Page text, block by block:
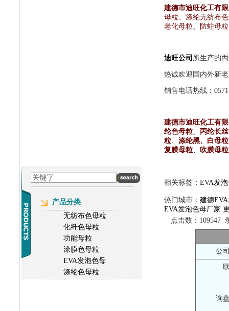
建德市迪旺化工有
母粒、 涤纶无纺布
老化母粒、 防蛀母粒
迪旺公司 所生产的
热诚欢迎国内外新
销售电话热线：
建德市迪旺化工有
纶色母粒、 丙纶长
粒、 涤纶黑、白母粒
复膜母粒、 吹膜母粒
相关标签： EVA发
热门城市： 建德
EVA发泡色母厂家
点击数：109547
公
询
产品分类
无纺布色母粒
化纤色母粒
功能母粒
涂膜色母粒
EVA发泡色母
涤纶色母粒